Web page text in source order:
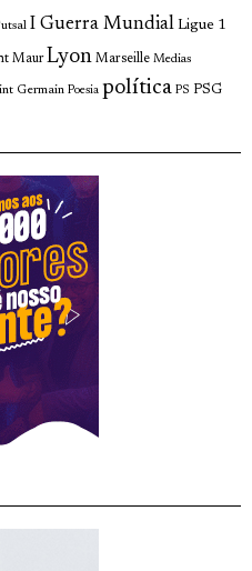
I Guerra Mundial Ligue 1
Maur Lyon Marseille Medias
Germain Poesia política PS PSG